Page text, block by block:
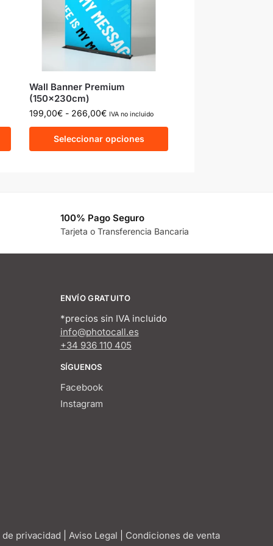
Wall Banner Premium
(150x230cm)
199,00€ - 266,00€ IVA no incluido
Seleccionar opciones
100% Pago Seguro
Tarjeta o Transferencia Bancaria
ENVÍO GRATUITO
*precios sin IVA incluido
info@photocall.es
+34 936 110 405
SÍGUENOS
Facebook
Instagram
privacidad Aviso Legal Condiciones de venta